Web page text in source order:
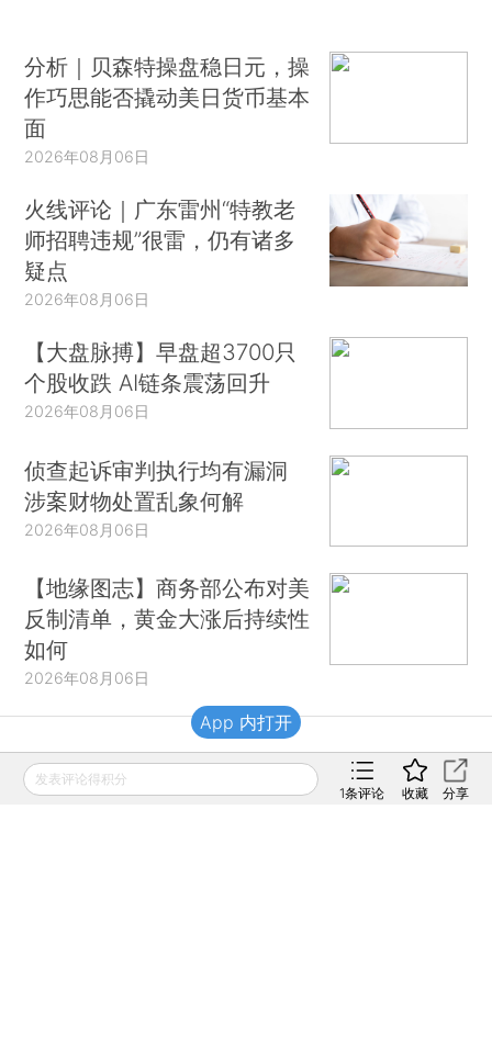
分析｜贝森特操盘稳日元，操
作巧思能否撬动美日货币基本
面
2026年08月06日
火线评论｜广东雷州“特教老
师招聘违规”很雷，仍有诸多
疑点
2026年08月06日
【大盘脉搏】早盘超3700只
个股收跌 AI链条震荡回升
2026年08月06日
侦查起诉审判执行均有漏洞
涉案财物处置乱象何解
2026年08月06日
【地缘图志】商务部公布对美
反制清单，黄金大涨后持续性
如何
2026年08月06日
财新移动
发表评论得积分
1条评论 收藏 分享
App 内打开